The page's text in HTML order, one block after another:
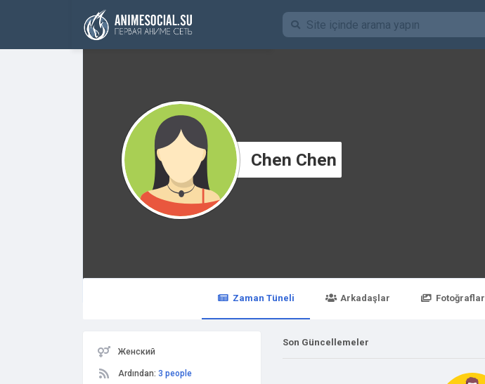
Funding
Chen Chen
Zaman Tüneli Arkadaşlar Fotoğraflar
Женский
Ardından: 3 people
Son Güncellemeler